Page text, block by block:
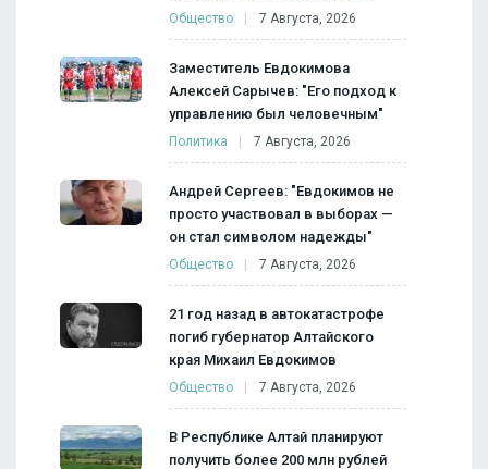
Общество 7 Августа, 2026
Заместитель Евдокимова
Алексей Сарычев: "Его подход к
управлению был человечным"
Политика 7 Августа, 2026
Андрей Сергеев: "Евдокимов не
просто участвовал в выборах —
он стал символом надежды"
Общество 7 Августа, 2026
21 год назад в автокатастрофе
погиб губернатор Алтайского
края Михаил Евдокимов
Общество 7 Августа, 2026
В Республике Алтай планируют
получить более 200 млн рублей